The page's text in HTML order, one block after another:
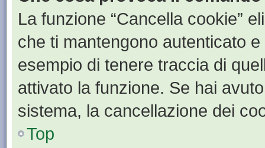
La funzione “Cancella cookie”
che ti mantengono autenticato
esempio di tenere traccia di
attivato la funzione. Se hai
sistema, la cancellazione dei
Top